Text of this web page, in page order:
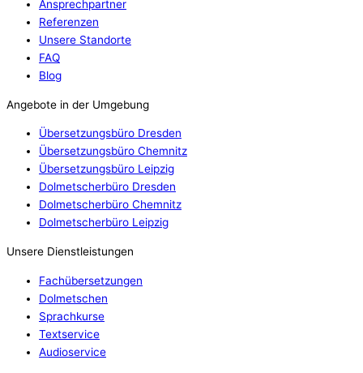
Ansprechpartner
Referenzen
Unsere Standorte
FAQ
Blog
Angebote in der Umgebung
Übersetzungsbüro Dresden
Übersetzungsbüro Chemnitz
Übersetzungsbüro Leipzig
Dolmetscherbüro Dresden
Dolmetscherbüro Chemnitz
Dolmetscherbüro Leipzig
Unsere Dienstleistungen
Fachübersetzungen
Dolmetschen
Sprachkurse
Textservice
Audioservice